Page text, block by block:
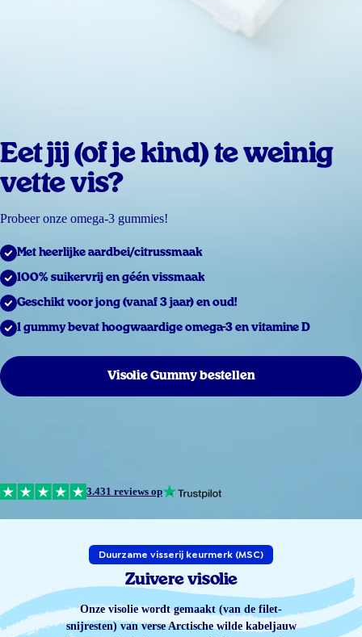
Eet jij (of je kind) te weinig
vette vis?
Probeer onze omega-3 gummies!
Met heerlijke aardbei/citrussmaak
100% suikervrij en géén vissmaak
Geschikt voor jong (vanaf 3 jaar) en oud!
1 gummy bevat hoogwaardige omega-3 en vitamine D
Visolie Gummy bestellen
3.431 reviews op
Duurzame visserij keurmerk (MSC)
Zuivere visolie
Onze visolie wordt gemaakt (van de filet-
snijresten) van verse Arctische wilde kabeljauw